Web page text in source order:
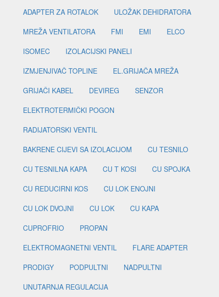
ADAPTER ZA ROTALOK
ULOŽAK DEHIDRATORA
MREŽA VENTILATORA
FMI EMI
ELCO
ISOMEC
IZOLACIJSKI PANELI
IZMJENJIVAČ TOPLINE
EL.GRIJAČA MREŽA
GRIJAČI KABEL
DEVIREG
SENZOR
ELEKTROTERMIČKI POGON
RADIJATORSKI VENTIL
BAKRENE CIJEVI SA IZOLACIJOM
CU TESNILO
CU TESNILNA KAPA
CU T KOSI
CU SPOJKA
CU REDUCIRNI KOS
CU LOK ENOJNI
CU LOK DVOJNI
CU LOK
CU KAPA
CUPROFRIO
PROPAN
ELEKTROMAGNETNI VENTIL
FLARE ADAPTER
PRODIGY
PODPULTNI
NADPULTNI
UNUTARNJA REGULACIJA